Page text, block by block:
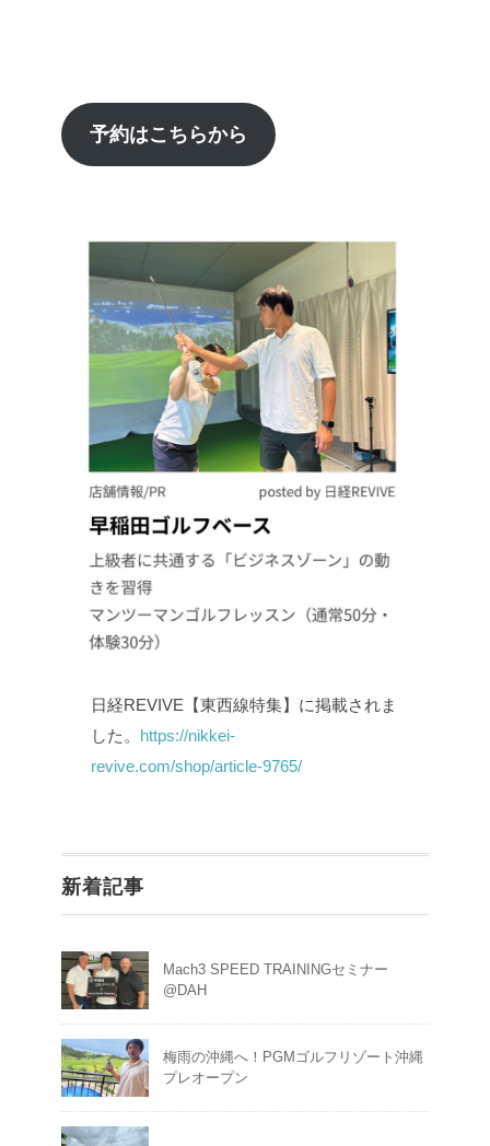
予約はこちらから
日経REVIVE【東西線特集】に掲載されま
した。 https://nikkei-
revive.com/shop/article-9765/
新着記事
Mach3 SPEED TRAININGセミナー
@DAH
梅雨の沖縄へ！PGMゴルフリゾート沖縄
プレオープン